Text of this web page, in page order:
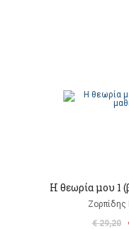
Η θεωρία μου 1
Ζορπίδης
€ 29,20